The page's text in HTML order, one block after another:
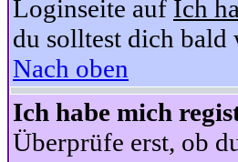
Loginseite auf Ich
du solltest dich
Nach oben
Ich habe mich
Überprüfe erst, ob